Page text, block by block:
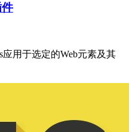
件
应用于选定的Web元素及其